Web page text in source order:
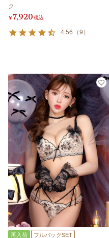
ク
¥7,920税込
4.56 （9 ）
再入荷
フルバックSET